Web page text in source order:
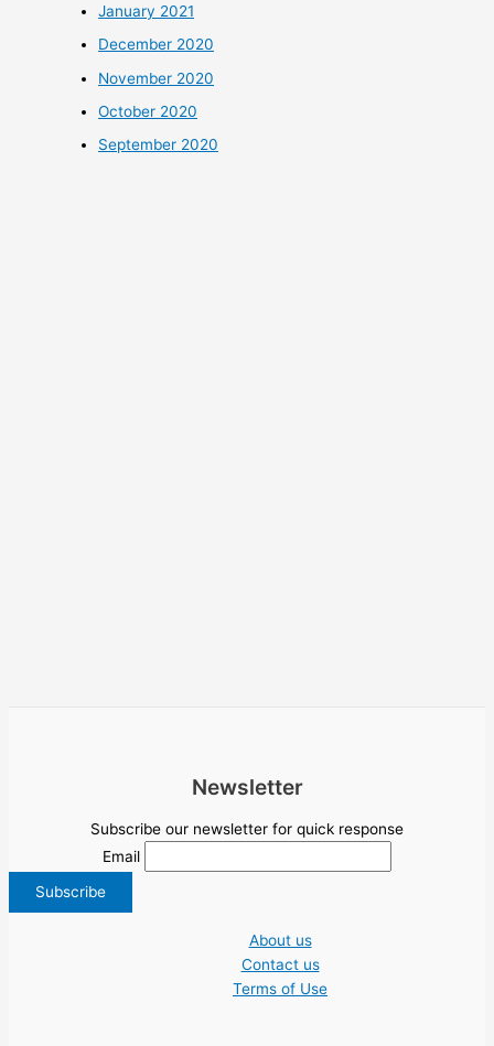
January 2021
December 2020
November 2020
October 2020
September 2020
Newsletter
Subscribe our newsletter for quick response
Email
About us
Contact us
Terms of Use